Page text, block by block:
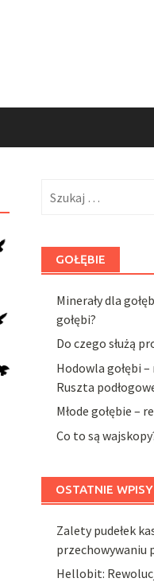
GOŁĘBIE
Minerały dla
gołębi?
Do czego służą
Hodowla gołębi
Ruszta
Młode gołębie –
Co to są
OSTATNIE WPISY
Zalety pudełek
przechowywaniu
Hellobit: